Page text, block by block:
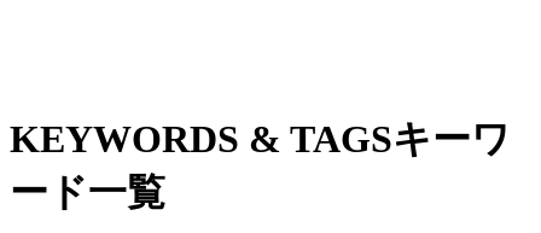
KEYWORDS & TAGSキーワ
ード一覧